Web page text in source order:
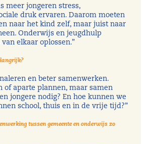
meer jongeren stress,
druk ervaren. Daarom moeten
naar het kind zelf, maar juist naar
Onderwijs en jeugdhulp
elkaar oplossen.”
en beter samenwerken.
of aparte plannen, maar samen
jongere nodig? En hoe kunnen we
school, thuis en in de vrije tijd?”
tussen gemeente en onderwijs zo